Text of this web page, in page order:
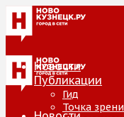
Новости
Публикации
Гид
Точка